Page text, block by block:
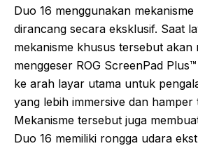
Duo 16 menggunakan
dirancang secara eksklusif. Saat
mekanisme khusus tersebut akan
menggeser ROG ScreenPad
ke arah layar utama untuk
yang lebih immersive dan hamper
Mekanisme tersebut juga
Duo 16 memiliki rongga udara